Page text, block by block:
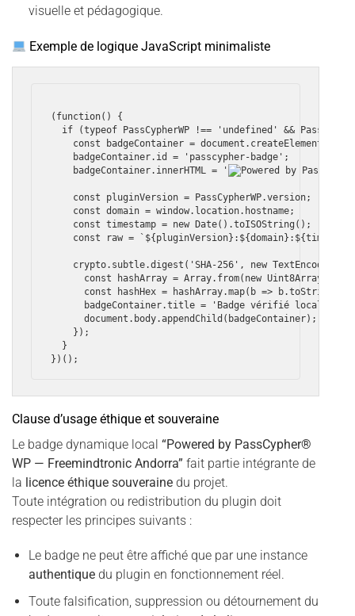
visuelle et pédagogique.
Exemple de logique JavaScript minimaliste
(function() {
if (typeof PassCypherWP !== 'undefined' &&
const badgeContainer =
    badgeContainer.id = 'passcypher-badge';
    badgeContainer.innerHTML = '
    const pluginVersion = PassCypherWP.version;
    const domain = window.location.hostname;
    const timestamp = new Date().toISOString();
const raw =
crypto.subtle.digest('SHA-256', new
const hashArray = Array.from(new
const hashHex = hashArray.map(b =>
badgeContainer.title = 'Badge vérifié
      document.body.appendChild(badgeContainer);
    });
  }
Clause d’usage éthique et souveraine
Le badge dynamique local “Powered by PassCypher®
WP — Freemindtronic Andorra” fait partie intégrante de
la licence éthique souveraine du projet.
Toute intégration ou redistribution du plugin doit
respecter les principes suivants :
Le badge ne peut être affiché que par une instance
authentiquedu plugin en fonctionnement réel.
Toute falsification, suppression ou détournement du